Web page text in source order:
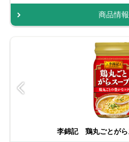
商品情報
李錦記 鶏丸ごとがら